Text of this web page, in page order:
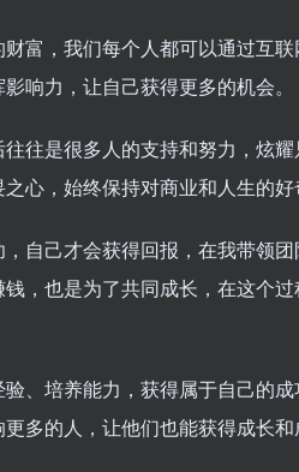
富，我们每个人都可以通过互
响力，让自己获得更多的机会。
往是很多人的支持和努力，炫
心，始终保持对商业和人生的好
自己才会获得回报，在我带领
，也是为了共同成长，在这个
、培养能力，获得属于自己的
多的人，让他们也能获得成长和